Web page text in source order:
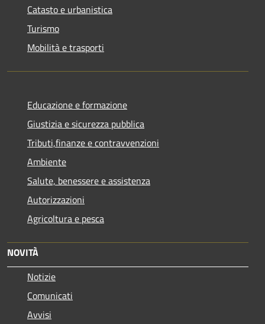
Catasto e urbanistica
Turismo
Mobilità e trasporti
Educazione e formazione
Giustizia e sicurezza pubblica
Tributi,finanze e contravvenzioni
Ambiente
Salute, benessere e assistenza
Autorizzazioni
Agricoltura e pesca
NOVITÀ
Notizie
Comunicati
Avvisi